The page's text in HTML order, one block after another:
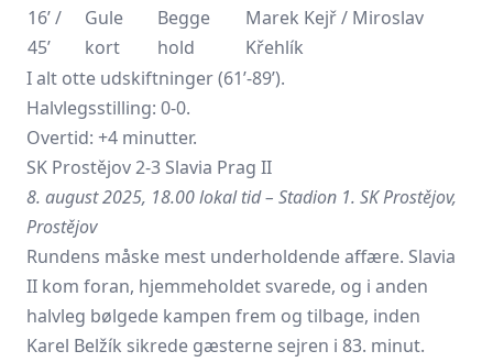
16’ /
45’
Gule
kort
Begge
hold
Marek Kejř / Miroslav
Křehlík
I alt otte udskiftninger (61’-89’).
Halvlegsstilling: 0-0.
Overtid: +4 minutter.
SK Prostějov 2-3 Slavia Prag II
8. august 2025, 18.00 lokal tid – Stadion 1. SK Prostějov,
Prostějov
Rundens måske mest underholdende affære. Slavia
II kom foran, hjemmeholdet svarede, og i anden
halvleg bølgede kampen frem og tilbage, inden
Karel Belžík sikrede gæsterne sejren i 83. minut.